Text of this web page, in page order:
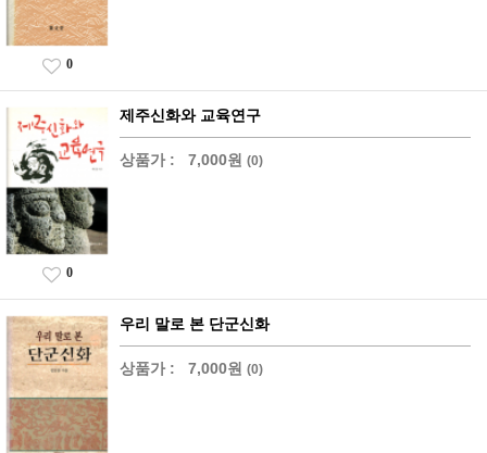
0
제주신화와 교육연구
상품가 : 7,000원 (0)
0
우리 말로 본 단군신화
상품가 : 7,000원 (0)